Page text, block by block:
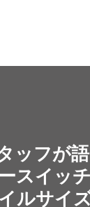
ッフが
スイッ
ルサイ